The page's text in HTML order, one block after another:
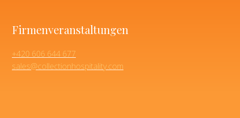
Firmenveranstaltungen
+420 606 644 677
sales@collectionhospitality.com